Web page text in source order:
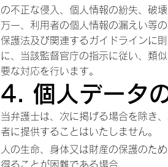
の不正な侵入、個人情報の紛失、破
万一、利用者の個人情報の漏えい等
保護法及び関連するガイドラインに
に、当該監督官庁の指示に従い、類
要な対応を行います。
4. 個人データ
当弁護士は、次に掲げる場合を除き
者に提供することはいたしません。
人の生命、身体又は財産の保護のた
得ることが困難である場合